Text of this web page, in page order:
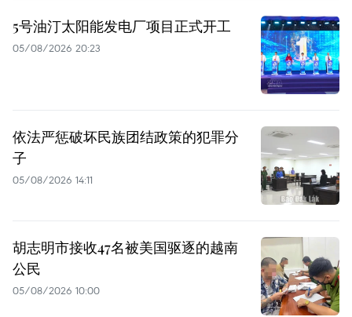
5号油汀太阳能发电厂项目正式开工
05/08/2026 20:23
依法严惩破坏民族团结政策的犯罪分
子
05/08/2026 14:11
胡志明市接收47名被美国驱逐的越南
公民
05/08/2026 10:00